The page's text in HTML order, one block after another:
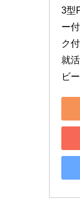
3型
ー
ク
就
ビー